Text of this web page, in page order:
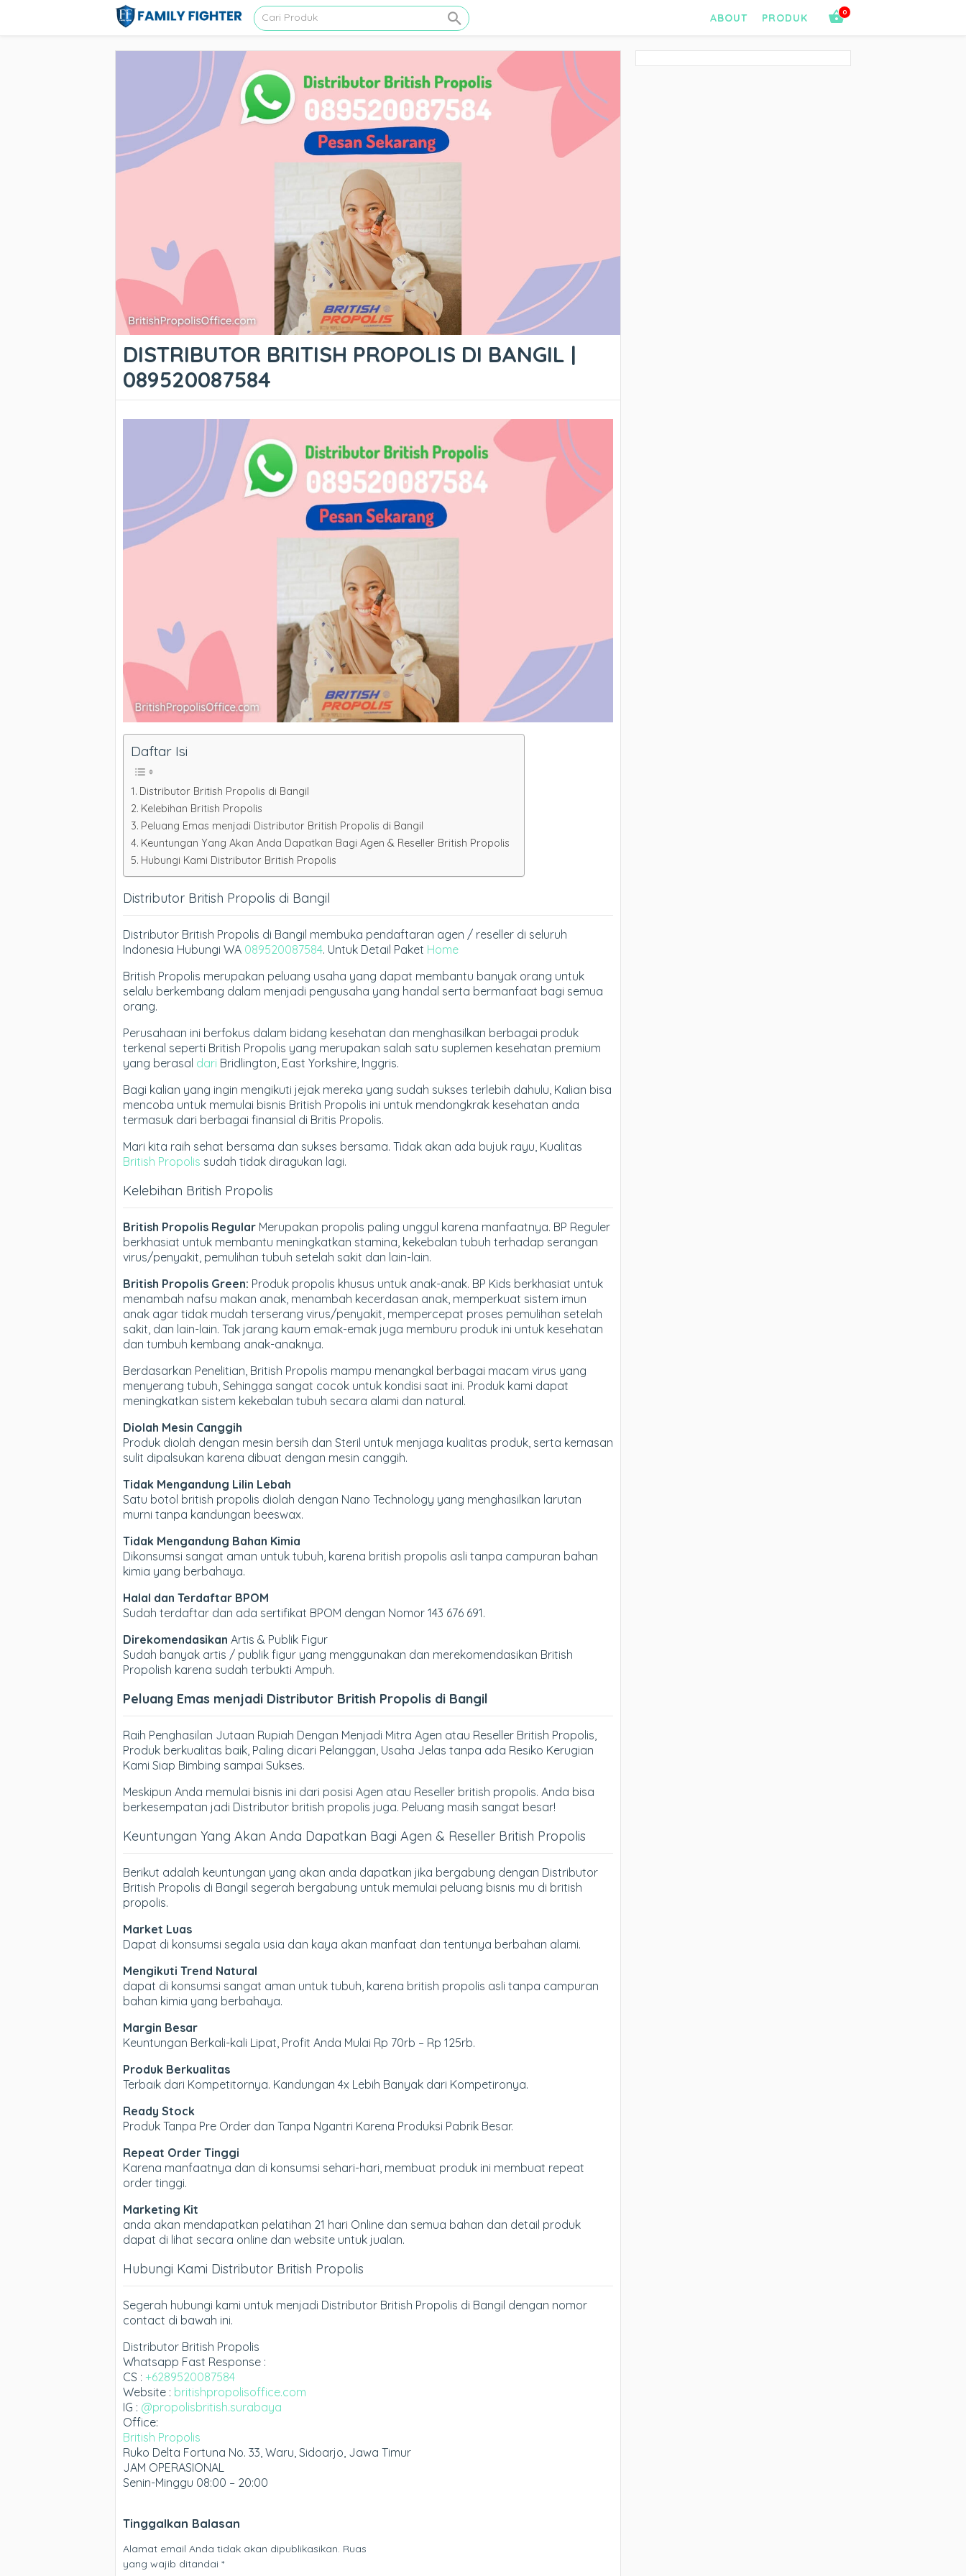
0
ABOUT PRODUK
DISTRIBUTOR BRITISH PROPOLIS DI BANGIL |
089520087584
Daftar Isi
Distributor British Propolis di Bangil
Kelebihan British Propolis
Peluang Emas menjadi Distributor British Propolis di Bangil
Keuntungan Yang Akan Anda Dapatkan Bagi Agen & Reseller British Propolis
Hubungi Kami Distributor British Propolis
Distributor British Propolis di Bangil
Distributor British Propolis di Bangil membuka pendaftaran agen / reseller di seluruh
Indonesia Hubungi WA 089520087584. Untuk Detail Paket Home
British Propolis merupakan peluang usaha yang dapat membantu banyak orang untuk
selalu berkembang dalam menjadi pengusaha yang handal serta bermanfaat bagi semua
orang.
Perusahaan ini berfokus dalam bidang kesehatan dan menghasilkan berbagai produk
terkenal seperti British Propolis yang merupakan salah satu suplemen kesehatan premium
yang berasal dari Bridlington, East Yorkshire, Inggris.
Bagi kalian yang ingin mengikuti jejak mereka yang sudah sukses terlebih dahulu, Kalian bisa
mencoba untuk memulai bisnis British Propolis ini untuk mendongkrak kesehatan anda
termasuk dari berbagai finansial di Britis Propolis.
Mari kita raih sehat bersama dan sukses bersama. Tidak akan ada bujuk rayu, Kualitas
British Propolis sudah tidak diragukan lagi.
Kelebihan British Propolis
British Propolis Regular Merupakan propolis paling unggul karena manfaatnya. BP Reguler
berkhasiat untuk membantu meningkatkan stamina, kekebalan tubuh terhadap serangan
virus/penyakit, pemulihan tubuh setelah sakit dan lain-lain.
British Propolis Green: Produk propolis khusus untuk anak-anak. BP Kids berkhasiat untuk
menambah nafsu makan anak, menambah kecerdasan anak, memperkuat sistem imun
anak agar tidak mudah terserang virus/penyakit, mempercepat proses pemulihan setelah
sakit, dan lain-lain. Tak jarang kaum emak-emak juga memburu produk ini untuk kesehatan
dan tumbuh kembang anak-anaknya.
Berdasarkan Penelitian, British Propolis mampu menangkal berbagai macam virus yang
menyerang tubuh, Sehingga sangat cocok untuk kondisi saat ini. Produk kami dapat
meningkatkan sistem kekebalan tubuh secara alami dan natural.
Diolah Mesin Canggih
Produk diolah dengan mesin bersih dan Steril untuk menjaga kualitas produk, serta kemasan
sulit dipalsukan karena dibuat dengan mesin canggih.
Tidak Mengandung Lilin Lebah
Satu botol british propolis diolah dengan Nano Technology yang menghasilkan larutan
murni tanpa kandungan beeswax.
Tidak Mengandung Bahan Kimia
Dikonsumsi sangat aman untuk tubuh, karena british propolis asli tanpa campuran bahan
kimia yang berbahaya.
Halal dan Terdaftar BPOM
Sudah terdaftar dan ada sertifikat BPOM dengan Nomor 143 676 691.
Direkomendasikan Artis & Publik Figur
Sudah banyak artis / publik figur yang menggunakan dan merekomendasikan British
Propolish karena sudah terbukti Ampuh.
Peluang Emas menjadi Distributor British Propolis di Bangil
Raih Penghasilan Jutaan Rupiah Dengan Menjadi Mitra Agen atau Reseller British Propolis,
Produk berkualitas baik, Paling dicari Pelanggan, Usaha Jelas tanpa ada Resiko Kerugian
Kami Siap Bimbing sampai Sukses.
Meskipun Anda memulai bisnis ini dari posisi Agen atau Reseller british propolis. Anda bisa
berkesempatan jadi Distributor british propolis juga. Peluang masih sangat besar!
Keuntungan Yang Akan Anda Dapatkan Bagi Agen & Reseller British Propolis
Berikut adalah keuntungan yang akan anda dapatkan jika bergabung dengan Distributor
British Propolis di Bangil segerah bergabung untuk memulai peluang bisnis mu di british
propolis.
Market Luas
Dapat di konsumsi segala usia dan kaya akan manfaat dan tentunya berbahan alami.
Mengikuti Trend Natural
dapat di konsumsi sangat aman untuk tubuh, karena british propolis asli tanpa campuran
bahan kimia yang berbahaya.
Margin Besar
Keuntungan Berkali-kali Lipat, Profit Anda Mulai Rp 70rb – Rp 125rb.
Produk Berkualitas
Terbaik dari Kompetitornya. Kandungan 4x Lebih Banyak dari Kompetironya.
Ready Stock
Produk Tanpa Pre Order dan Tanpa Ngantri Karena Produksi Pabrik Besar.
Repeat Order Tinggi
Karena manfaatnya dan di konsumsi sehari-hari, membuat produk ini membuat repeat
order tinggi.
Marketing Kit
anda akan mendapatkan pelatihan 21 hari Online dan semua bahan dan detail produk
dapat di lihat secara online dan website untuk jualan.
Hubungi Kami Distributor British Propolis
Segerah hubungi kami untuk menjadi Distributor British Propolis di Bangil dengan nomor
contact di bawah ini.
Distributor British Propolis
Whatsapp Fast Response :
CS : +6289520087584
Website : britishpropolisoffice.com
IG : @propolisbritish.surabaya
Office:
British Propolis
Ruko Delta Fortuna No. 33, Waru, Sidoarjo, Jawa Timur
JAM OPERASIONAL
Senin-Minggu 08:00 – 20:00
Tinggalkan Balasan
Alamat email Anda tidak akan dipublikasikan. Ruas
yang wajib ditandai *